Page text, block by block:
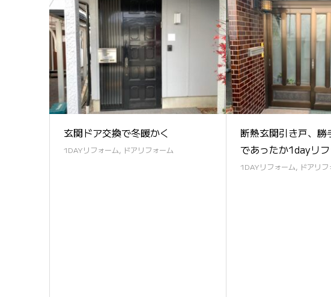
玄関ドア交換で冬暖かく
1DAYリフォーム, ドアリフォーム
断熱玄関引き戸、勝
であったか1dayリ
1DAYリフォーム, ドアリフ